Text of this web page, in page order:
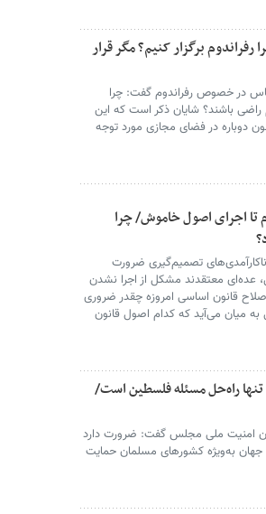
برگزار کنیم؟ مگر قرار
در خصوص رفراندوم گفت: چرا
مگر قرار بوده ۱۰۰ درصد مردم راضی باشند؟ شایان ذکر است که این
است که اکنون دوباره در فضای مجازی مورد توجه
تا اجرای اصول خاموش/ چرا
تصمیم‌گیری ضرورت
عده‌ای معتقدند مشکل از اجرا نشدن
قانون اساسی امروزه چقدر ضروری
به میان می‌آید که کدام اصول قانون
راه‌حل مسئله فلسطین است/
امنیت ملی مجلس گفت: ضرورت دارد
به‌ویژه کشورهای مسلمان حمایت